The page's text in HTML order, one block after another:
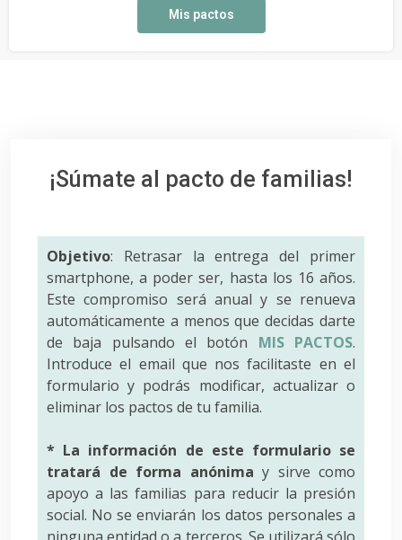
Mis pactos
¡Súmate al pacto de familias!
Objetivo: Retrasar la entrega del primer
smartphone, a poder ser, hasta los 16 años.
Este compromiso será anual y se renueva
automáticamente a menos que decidas darte
de baja pulsando el botón MIS PACTOS.
Introduce el email que nos facilitaste en el
formulario y podrás modificar, actualizar o
eliminar los pactos de tu familia.
* La información de este formulario se
tratará de forma anónima y sirve como
apoyo a las familias para reducir la presión
social. No se enviarán los datos personales a